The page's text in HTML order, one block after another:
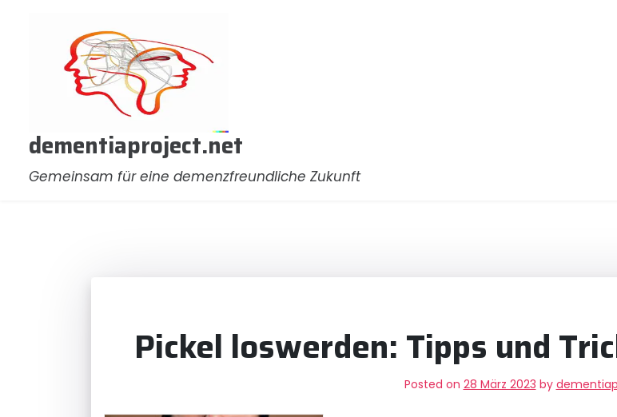
dementiaproject.net
Gemeinsam für eine demenzfreundliche Zukunft
Pickel loswerden: Tipps und
Posted on 28 März 2023 by